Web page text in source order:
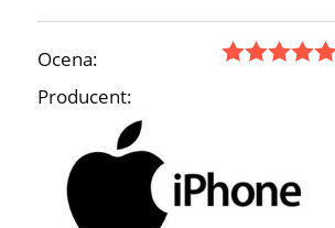
Ocena:
Producent: